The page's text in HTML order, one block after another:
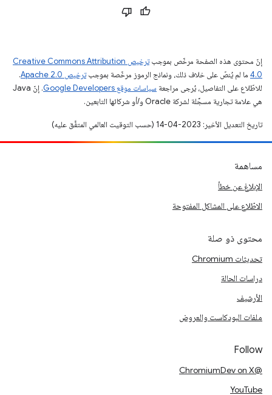
إنّ محتوى هذه الصفحة مرخّص بموجب
ترخيص Creative Commons Attribution
4.0‏ ما لم يُنصّ على خلاف ذلك، ونماذج الرموز مرخّصة بموجبترخيص Apache 2.0‏
.
للاطّلاع على التفاصيل، يُرجى مراجعة سياسات موقع Google Developers‏
. إنّ Java
هي علامة تجارية مسجَّلة لشركة Oracle و/أو شركائها التابعين.
تاريخ التعديل الأخير: 2023-04-14 (حسب التوقيت العالمي المتفَّق عليه)
مساهمة
الإبلاغ عن خطأ
الاطّلاع على المشاكل المفتوحة
محتوى ذو صلة
تحديثات Chromium
دراسات الحالة
الأرشيف
ملفات البودكاست والعروض
Follow
@ChromiumDev on X
YouTube